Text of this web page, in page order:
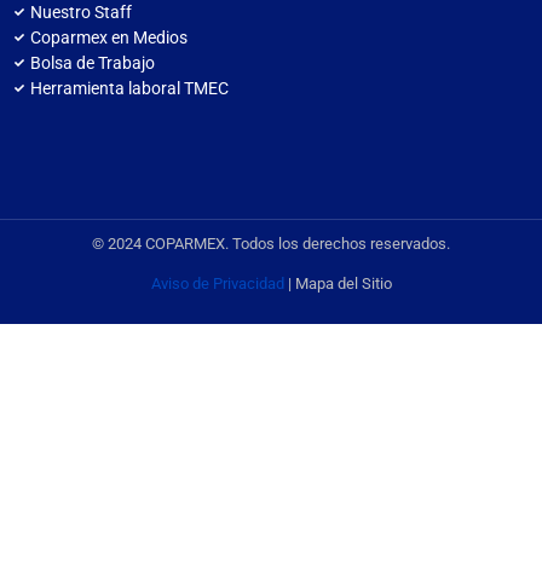
Nuestro Staff
Coparmex en Medios
Bolsa de Trabajo
Herramienta laboral TMEC
© 2024 COPARMEX. Todos los derechos reservados.
Aviso de Privacidad| Mapa del Sitio